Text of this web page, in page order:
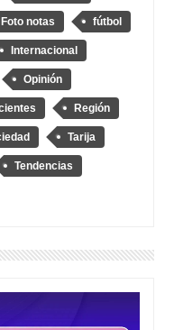
Foto notas fútbol
Internacional
Opinión
Región
Tarija
Tendencias